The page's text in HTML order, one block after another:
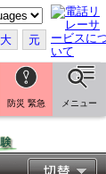
大 元
防災 緊急 メニュー